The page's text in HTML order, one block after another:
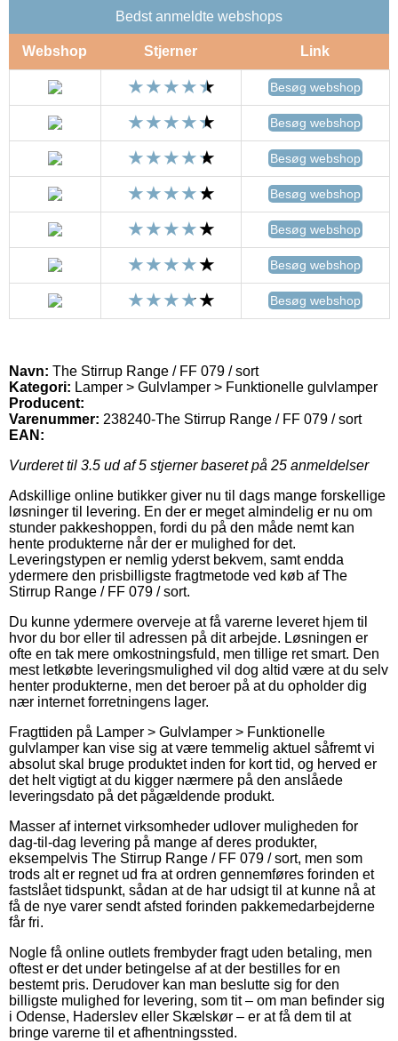
Bedst anmeldte webshops
Webshop Stjerner Link
Besøg webshop
Besøg webshop
Besøg webshop
Besøg webshop
Besøg webshop
Besøg webshop
Besøg webshop
Navn: The Stirrup Range / FF 079 / sort
Kategori: Lamper > Gulvlamper > Funktionelle gulvlamper
Producent:
Varenummer: 238240-The Stirrup Range / FF 079 / sort
EAN:
Vurderet til 3.5 ud af 5 stjerner baseret på 25 anmeldelser
Adskillige online butikker giver nu til dags mange forskellige
løsninger til levering. En der er meget almindelig er nu om
stunder pakkeshoppen, fordi du på den måde nemt kan
hente produkterne når der er mulighed for det.
Leveringstypen er nemlig yderst bekvem, samt endda
ydermere den prisbilligste fragtmetode ved køb af The
Stirrup Range / FF 079 / sort.
Du kunne ydermere overveje at få varerne leveret hjem til
hvor du bor eller til adressen på dit arbejde. Løsningen er
ofte en tak mere omkostningsfuld, men tillige ret smart. Den
mest letkøbte leveringsmulighed vil dog altid være at du selv
henter produkterne, men det beroer på at du opholder dig
nær internet forretningens lager.
Fragttiden på Lamper > Gulvlamper > Funktionelle
gulvlamper kan vise sig at være temmelig aktuel såfremt vi
absolut skal bruge produktet inden for kort tid, og herved er
det helt vigtigt at du kigger nærmere på den anslåede
leveringsdato på det pågældende produkt.
Masser af internet virksomheder udlover muligheden for
dag-til-dag levering på mange af deres produkter,
eksempelvis The Stirrup Range / FF 079 / sort, men som
trods alt er regnet ud fra at ordren gennemføres forinden et
fastslået tidspunkt, sådan at de har udsigt til at kunne nå at
få de nye varer sendt afsted forinden pakkemedarbejderne
får fri.
Nogle få online outlets frembyder fragt uden betaling, men
oftest er det under betingelse af at der bestilles for en
bestemt pris. Derudover kan man beslutte sig for den
billigste mulighed for levering, som tit – om man befinder sig
i Odense, Haderslev eller Skælskør – er at få dem til at
bringe varerne til et afhentningssted.